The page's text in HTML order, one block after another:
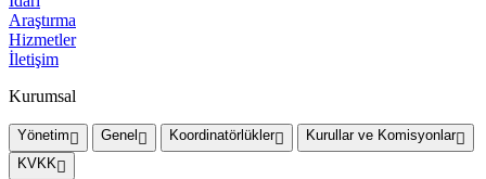
Araştırma
Hizmetler
İletişim
Kurumsal
Yönetim Genel Koordinatörlükler
Kurullar ve Komisyonlar
KVKK